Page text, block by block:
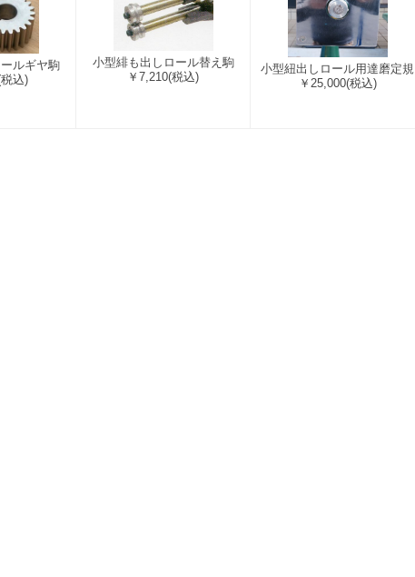
ルギヤ駒
込)
小型緋も出しロール替え駒
￥7,210(税込)
小型紐出しロール用達磨定規
￥25,000(税込)